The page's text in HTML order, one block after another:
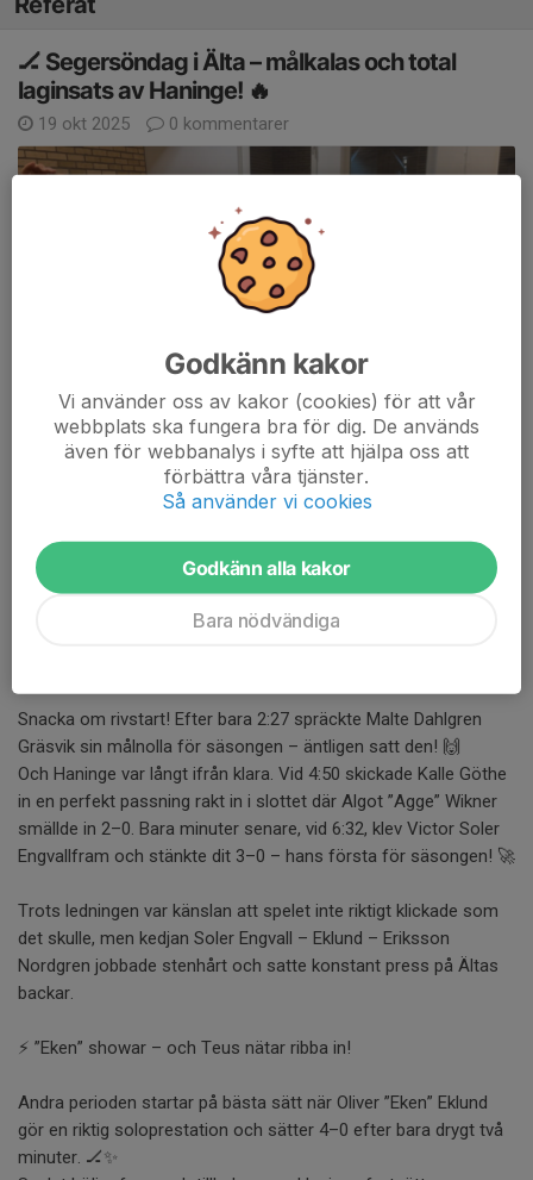
🏒 Segersöndag i Älta – målkalas och total
laginsats av Haninge! 🔥
19 okt 2025 0 kommentarer
🏒 Segersöndag i Älta – målkalas och total laginsats av
klev ut och visade vart skåpet skulle stå. Mot ett fysiskt och
kontringsstarkt Älta gjorde laget precis det som behövdes –
Snacka om rivstart! Efter bara 2:27 spräckte Malte Dahlgren
Gräsvik sin målnolla för säsongen – äntligen satt den! 🙌
Och Haninge var långt ifrån klara. Vid 4:50 skickade Kalle Göthe
in en perfekt passning rakt in i slottet där Algot ”Agge” Wikner
smällde in 2–0. Bara minuter senare, vid 6:32, klev Victor Soler
Engvallfram och stänkte dit 3–0 – hans första för säsongen! 🚀
Trots ledningen var känslan att spelet inte riktigt klickade som
det skulle, men kedjan Soler Engvall – Eklund – Eriksson
Nordgren jobbade stenhårt och satte konstant press på Ältas
backar.
⚡ ”Eken” showar – och Teus nätar ribba in!
Andra perioden startar på bästa sätt när Oliver ”Eken” Eklund
gör en riktig soloprestation och sätter 4–0 efter bara drygt två
minuter. 🏒✨
Godkänn kakor
Vi använder oss av kakor (cookies) för att vår
webbplats ska fungera bra för dig. De används
även för webbanalys i syfte att hjälpa oss att
förbättra våra tjänster.
Så använder vi cookies
Godkänn alla kakor
Bara nödvändiga